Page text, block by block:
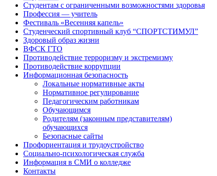
Студентам с ограниченными возможностями здоровья
Профессия — учитель
Фестиваль «Весенняя капель»
Студенческий спортивный клуб “СПОРТСТИМУЛ”
Здоровый образ жизни
ВФСК ГТО
Противодействие терроризму и экстремизму
Противодействие коррупции
Информационная безопасность
Локальные нормативные акты
Нормативное регулирование
Педагогическим работникам
Обучающимся
Родителям (законным представителям)
обучающихся
Безопасные сайты
Профориентация и трудоустройство
Социально-психологическая служба
Информация в СМИ о колледже
Контакты